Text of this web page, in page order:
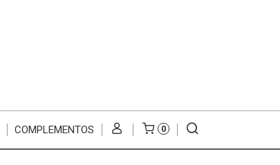
COMPLEMENTOS 0